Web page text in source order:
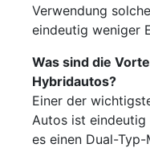
Verwendung
eindeutig weniger
Was sind die
Hybridautos?
Einer der
Autos ist
es einen Dual-